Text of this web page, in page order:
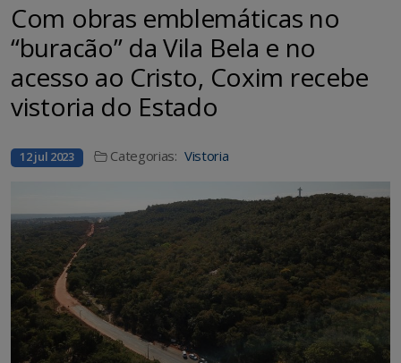
Com obras emblemáticas no
“buracão” da Vila Bela e no
acesso ao Cristo, Coxim recebe
vistoria do Estado
12 jul 2023 Categorias: Vistoria